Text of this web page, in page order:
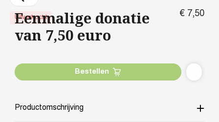
Uitverkocht
Eenmalige donatie
van 7,50 euro
€ 7,50
Bestellen
Productomschrijving